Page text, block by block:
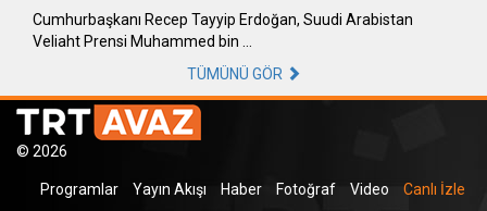
Cumhurbaşkanı Recep Tayyip Erdoğan, Suudi Arabistan
Veliaht Prensi Muhammed bin …
TÜMÜNÜ GÖR
© 2026
Programlar Yayın Akışı Haber Fotoğraf Video
Canlı İzle